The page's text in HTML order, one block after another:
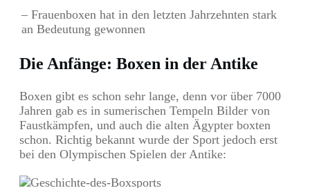
– Frauenboxen hat in den letzten Jahrzehnten stark
an Bedeutung gewonnen
Die Anfänge: Boxen in der Antike
Boxen gibt es schon sehr lange, denn vor über 7000
Jahren gab es in sumerischen Tempeln Bilder von
Faustkämpfen, und auch die alten Ägypter boxten
schon. Richtig bekannt wurde der Sport jedoch erst
bei den Olympischen Spielen der Antike: